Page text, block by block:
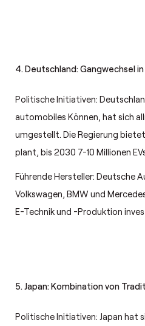
4. Deutschland: Gangwechsel
Politische Initiativen:
automobiles Können, hat sich
umgestellt. Die Regierung
plant, bis 2030 7-10 Millionen
Führende Hersteller: Deutsche
Volkswagen, BMW und
E-Technik und -Produktion
5. Japan: Kombination von
Politische Initiativen: Japan hat